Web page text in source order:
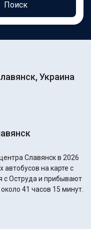
Поиск
Украина
Славянск в 2026
на карте с
с Оструда и прибывают
41 часов 15 минут.